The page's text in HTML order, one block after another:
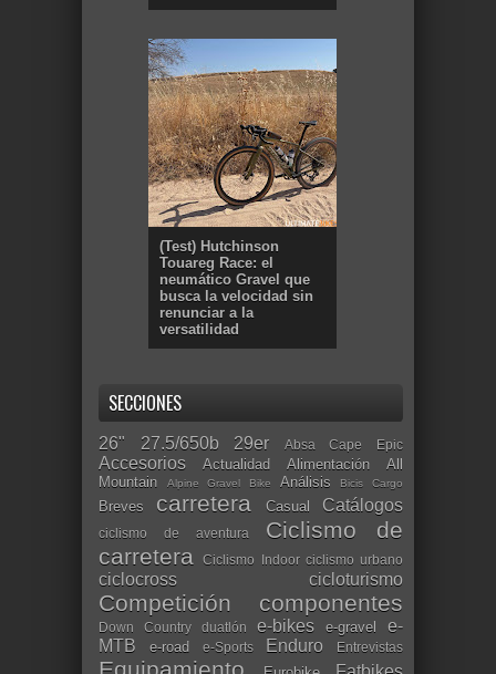
(Test) Hutchinson
Touareg Race: el
neumático Gravel que
busca la velocidad sin
renunciar a la
versatilidad
SECCIONES
26" 27.5/650b 29er Absa Cape Epic
Accesorios Actualidad Alimentación
All
Mountain
Alpine Gravel Bike Análisis Bicis Cargo
Breves carretera Casual Catálogos
ciclismo de aventura
Ciclismo de
carretera
Ciclismo Indoor ciclismo urbano
ciclocross cicloturismo
Competición componentes
Down Country duatlón e-bikes e-gravel
e-
MTB
e-road e-Sports Enduro Entrevistas
Equipamiento